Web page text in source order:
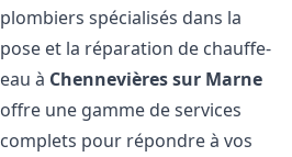
plombiers spécialisés dans la
pose et la réparation de chauffe-
eau à Chennevières sur Marne
offre une gamme de services
complets pour répondre à vos